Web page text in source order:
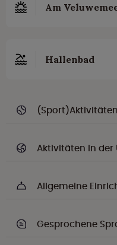
Am
Hallenbad
(Sport)Aktivitäten
Aktivitäten in der
Allgemeine
Gesprochene